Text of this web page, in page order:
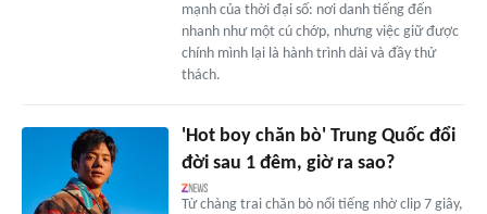
mạnh của thời đại số: nơi danh tiếng đến
nhanh như một cú chớp, nhưng việc giữ được
chính mình lại là hành trình dài và đầy thử
thách.
'Hot boy chăn bò' Trung Quốc đổi
đời sau 1 đêm, giờ ra sao?
Từ chàng trai chăn bò nổi tiếng nhờ clip 7 giây,